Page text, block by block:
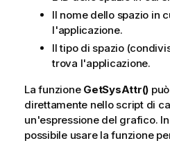
Il nome dello spazio in
l'applicazione.
Il tipo di spazio
trova l'applicazione.
La funzione GetSysAttr()
direttamente nello script di
un'espressione del grafico.
possibile usare la funzione